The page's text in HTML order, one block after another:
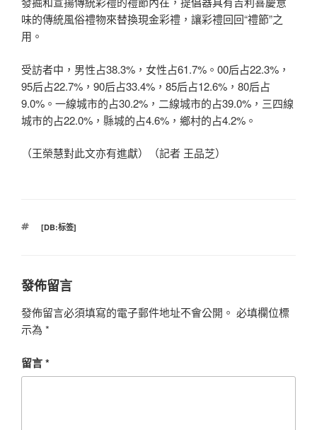
味的傳統風俗禮物來替換現金彩禮，讓彩禮回回“禮節”之
用。
受訪者中，男性占38.3%，女性占61.7%。00后占22.3%，
95后占22.7%，90后占33.4%，85后占12.6%，80后占
9.0%。一線城市的占30.2%，二線城市的占39.0%，三四線
城市的占22.0%，縣城的占4.6%，鄉村的占4.2%。
（王榮慧對此文亦有進獻）（記者 王品芝）
標
[DB:标签]
發佈留言
發佈留言必須填寫的電子郵件地址不會公開。 必填欄位標
示為 *
留言*